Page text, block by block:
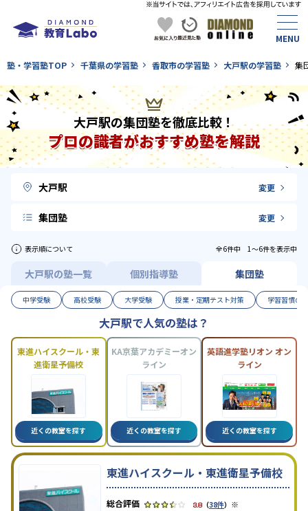
塾・学習塾TOP 千葉県の学習塾 香取市の学習塾 大戸駅の学習塾 集
大戸駅の集団塾を徹底比較！
プロの識者がおすすめ塾を解説
大戸駅 変更
集団塾 変更
表示順について 全6件中 1〜6件を表示中
大戸駅の塾一覧 個別指導塾 集団塾
中学受験 高校受験 大学受験 授業・定期テスト対策 学習習慣の
大戸駅で人気の塾は？
東進ハイスクール・東
進衛星予備校
近くの教室を探す
KA京葉アカデミーオン
ライン
近くの教室を探す
英語進学塾リオン オン
ライン
近くの教室を探す
東進ハイスクール・東進衛星予備校
3.8（38件） ※